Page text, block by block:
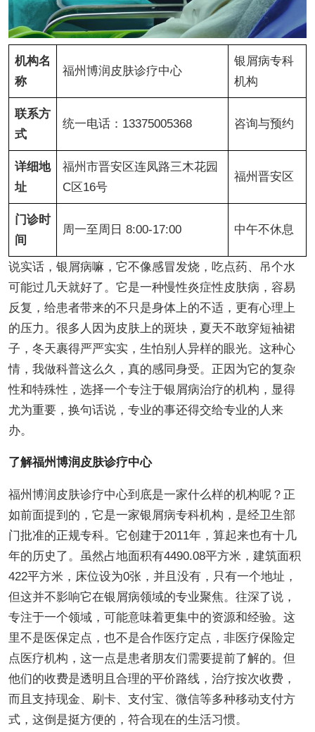
机构名
称
福州博润皮肤诊疗中心
银屑病专科
机构
联系方
式
统一电话：13375005368 咨询与预约
详细地
址
福州市晋安区连凤路三木花园
C区16号
福州晋安区
门诊时
间
周一至周日 8:00-17:00 中午不休息
说实话，银屑病嘛，它不像感冒发烧，吃点药、吊个水
可能过几天就好了。它是一种慢性炎症性皮肤病，容易
反复，给患者带来的不只是身体上的不适，更有心理上
的压力。很多人因为皮肤上的斑块，夏天不敢穿短袖裙
子，冬天裹得严严实实，生怕别人异样的眼光。这种心
情，我做科普这么久，真的感同身受。正因为它的复杂
性和特殊性，选择一个专注于银屑病治疗的机构，显得
尤为重要，换句话说，专业的事还得交给专业的人来
办。
了解福州博润皮肤诊疗中心
福州博润皮肤诊疗中心到底是一家什么样的机构呢？正
如前面提到的，它是一家银屑病专科机构，是经卫生部
门批准的正规专科。它创建于2011年，算起来也有十几
年的历史了。虽然占地面积有4490.08平方米，建筑面积
422平方米，床位设为0张，并且没有，只有一个地址，
但这并不影响它在银屑病领域的专业聚焦。往深了说，
专注于一个领域，可能意味着更集中的资源和经验。这
里不是医保定点，也不是合作医疗定点，非医疗保险定
点医疗机构，这一点是患者朋友们需要提前了解的。但
他们的收费是透明且合理的平价路线，治疗按次收费，
而且支持现金、刷卡、支付宝、微信等多种移动支付方
式，这倒是挺方便的，符合现在的生活习惯。